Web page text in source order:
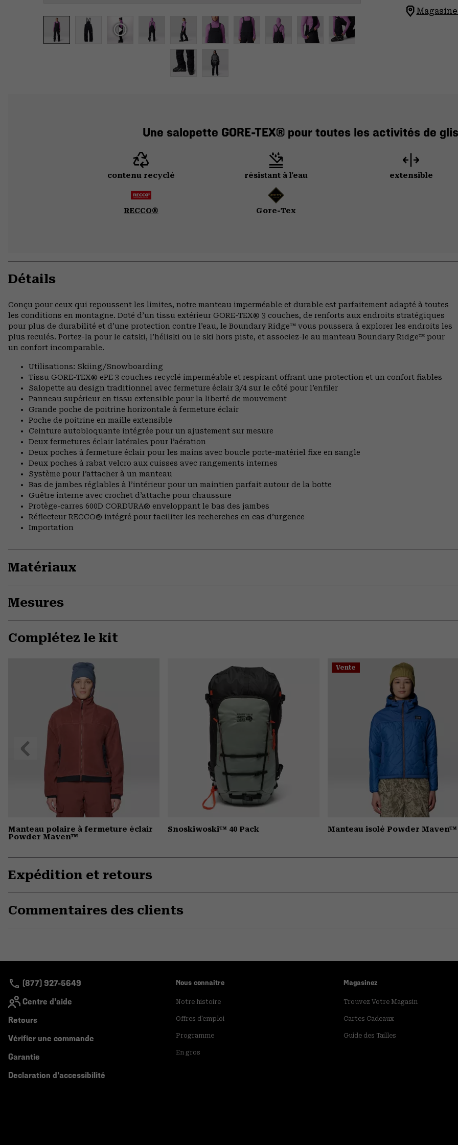
Une salopette GORE-TEX® pour toutes les activités de
contenu recyclé résistant à l'eau extensible
RECCO® Gore-Tex
Détails
Conçu pour ceux qui repoussent les limites, notre manteau imperméable et durable est parfaitement adapté à toutes
les conditions en montagne. Doté d’un tissu extérieur GORE-TEX® 3 couches, de renforts aux endroits stratégiques
pour plus de durabilité et d’une protection contre l’eau, le Boundary Ridge™ vous poussera à explorer les endroits les
plus reculés. Portez-la pour le catski, l’héliski ou le ski hors piste, et associez-le au manteau Boundary Ridge™ pour
un confort incomparable.
Utilisations: Skiing/Snowboarding
Tissu GORE-TEX® ePE 3 couches recyclé imperméable et respirant offrant une protection et un confort fiables
Salopette au design traditionnel avec fermeture éclair 3/4 sur le côté pour l’enfiler
Panneau supérieur en tissu extensible pour la liberté de mouvement
Grande poche de poitrine horizontale à fermeture éclair
Poche de poitrine en maille extensible
Ceinture autobloquante intégrée pour un ajustement sur mesure
Deux fermetures éclair latérales pour l’aération
Deux poches à fermeture éclair pour les mains avec boucle porte-matériel fixe en sangle
Deux poches à rabat velcro aux cuisses avec rangements internes
Système pour l’attacher à un manteau
Bas de jambes réglables à l’intérieur pour un maintien parfait autour de la botte
Guêtre interne avec crochet d’attache pour chaussure
Protège-carres 600D CORDURA® enveloppant le bas des jambes
Réflecteur RECCO® intégré pour faciliter les recherches en cas d’urgence
Importation
Matériaux
Mesures
Complétez le kit
Manteau polaire à fermeture éclair
Powder Maven™
Snoskiwoski™ 40 Pack
Vente
Manteau isolé Powder Maven™
Précédent
Expédition et retours
Commentaires des clients
(877) 927-5649
Centre d'aide
Retours
Vérifier une commande
Garantie
Declaration d'accessibilité
Nous connaitre
Notre histoire
Offres d'emploi
Programme
En gros
Magasinez
Trouvez Votre Magasin
Cartes Cadeaux
Guide des Tailles